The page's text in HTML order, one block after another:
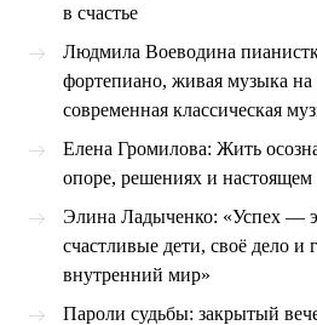
в счастье
Людмила Воеводина
фортепиано, живая музыка
современная классическая
Елена Громилова: Жить
опоре, решениях и настоящем
Элина Ладыченко: «Успех —
счастливые дети, своё дело
внутренний мир»
Пароли судьбы: закрытый